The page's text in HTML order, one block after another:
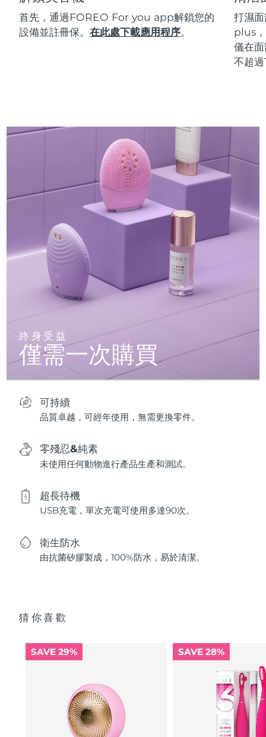
首先，通過FOREO For you app解鎖您的
設備並註冊保。在此處下載應用程序。
打濕
plus
儀在
不超過
終身受益
僅需一次購買
可持續
品質卓越，可經年使用，無需更換零件。
零殘忍&純素
未使用任何動物進行產品生產和測試。
超長待機
USB充電，單次充電可使用多達90次。
衛生防水
由抗菌矽膠製成，100%防水，易於清潔。
猜你喜歡
SAVE 29% SAVE 28%